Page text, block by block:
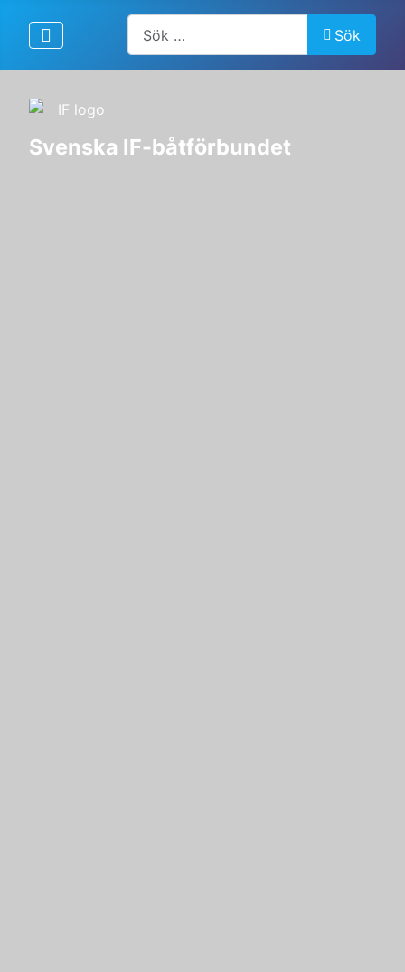
Artiklar, forum, händelser, dokument
Sök
Svenska IF-båtförbundet